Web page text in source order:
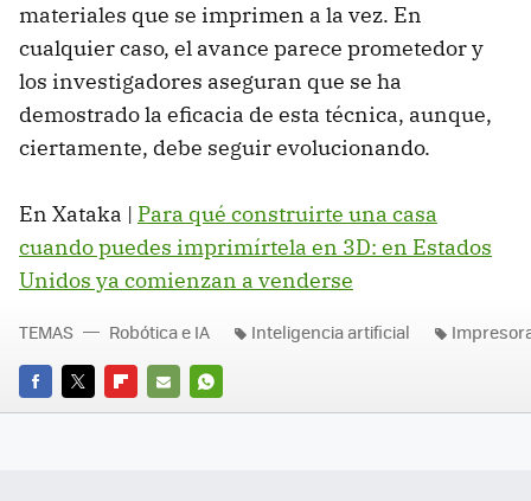
materiales que se imprimen a la vez. En
cualquier caso, el avance parece prometedor y
los investigadores aseguran que se ha
demostrado la eficacia de esta técnica, aunque,
ciertamente, debe seguir evolucionando.
En Xataka | Para qué construirte una casa
cuando puedes imprimírtela en 3D: en Estados
Unidos ya comienzan a venderse
FACEBOOK
TWITTERFLIPBOARD
E-
WHATSAPP
TEMAS Robótica e IA Inteligencia artificial